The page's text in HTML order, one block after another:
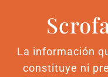
La información
constituye ni